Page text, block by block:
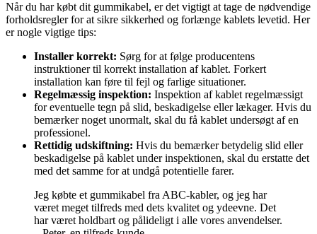
Når du har købt dit gummikabel, er det vigtigt at tage de nødvendige
forholdsregler for at sikre sikkerhed og forlænge kablets levetid. Her
er nogle vigtige tips:
Installer korrekt: Sørg for at følge producentens
instruktioner til korrekt installation af kablet. Forkert
installation kan føre til fejl og farlige situationer.
Regelmæssig inspektion: Inspektion af kablet regelmæssigt
for eventuelle tegn på slid, beskadigelse eller lækager. Hvis du
bemærker noget unormalt, skal du få kablet undersøgt af en
professionel.
Rettidig udskiftning: Hvis du bemærker betydelig slid eller
beskadigelse på kablet under inspektionen, skal du erstatte det
med det samme for at undgå potentielle farer.
Jeg købte et gummikabel fra ABC-kabler, og jeg har
været meget tilfreds med dets kvalitet og ydeevne. Det
har været holdbart og pålideligt i alle vores anvendelser.